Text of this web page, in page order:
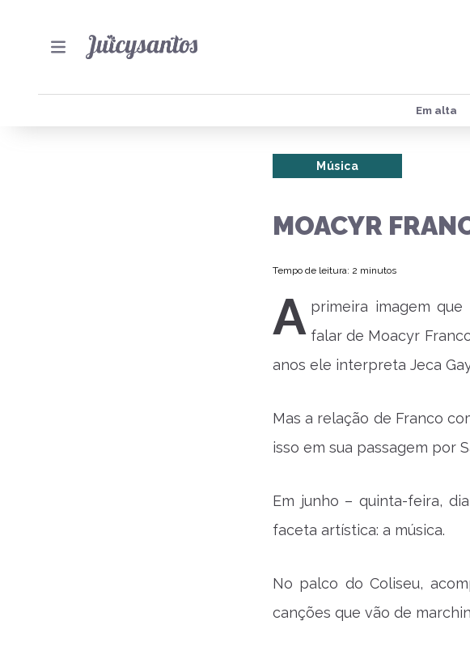
Em alta
Música
MOACYR
Tempo de leitura: 2 minutos
A primeira imagem
falar de Moacyr
anos ele interpreta Jeca
Mas a relação de Franco
isso em sua passagem por
Em junho – quinta-feira,
faceta artística: a música.
No palco do Coliseu,
canções que vão de